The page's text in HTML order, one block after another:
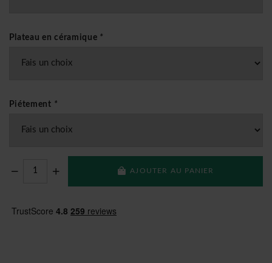
Plateau en céramique *
Piétement *
AJOUTER AU PANIER